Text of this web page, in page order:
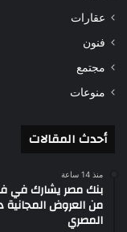
عقارات
فنون
مجتمع
منوعات
أحدث المقالات
منذ 14 ساعة
بنك مصر يشارك في
من العروض المجانية
المصري